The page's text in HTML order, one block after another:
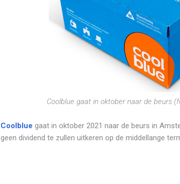
Coolblue gaat in oktober naar de beurs
Coolblue gaat in oktober 2021 naar de beurs in
geen dividend te zullen uitkeren op de middellange